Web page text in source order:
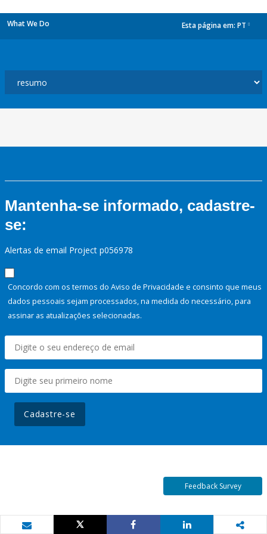
What We Do Esta página em: PT
Mantenha-se informado, cadastre-
se:
Alertas de email Project p056978
Concordo com os termos do Aviso de Privacidade e consinto que meus
dados pessoais sejam processados, na medida do necessário, para
assinar as atualizações selecionadas.
Cadastre-se
Feedback Survey